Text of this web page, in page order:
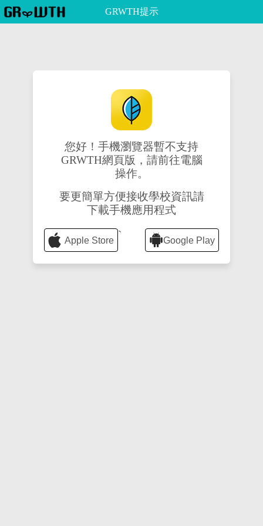
GRWTH提示
您好！手機瀏覽器暫不支持
GRWTH網頁版，請前往電腦
操作。
要更簡單方便接收學校資訊請
下載手機應用程式
`
Apple Store Google Play